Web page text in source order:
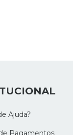
Ajuda?
Pagamentos